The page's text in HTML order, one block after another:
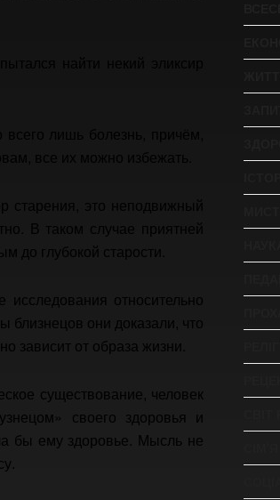
лишь болезнь, причём,
В таком случае приятней
до глубокой старости.
относительно
близнецов они доказали, что
зависит от образа жизни.
существование, человек
своего здоровья и
бы ему здоровье. Мысль не